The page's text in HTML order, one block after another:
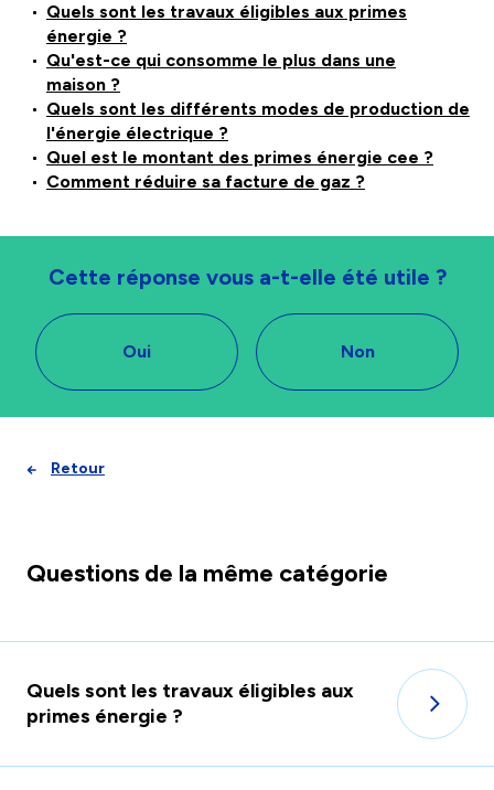
Quels sont les travaux éligibles aux primes
énergie ?
Qu'est-ce qui consomme le plus dans une
maison ?
Quels sont les différents modes de production de
l'énergie électrique ?
Quel est le montant des primes énergie cee ?
Comment réduire sa facture de gaz ?
Cette réponse vous a-t-elle été utile ?
Oui Non
Retour
Questions de la même catégorie
Quels sont les travaux éligibles aux
primes énergie ?